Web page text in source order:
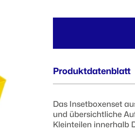
Produktdatenblatt
Das Insetboxenset
und übersichtliche
Kleinteilen innerhalb